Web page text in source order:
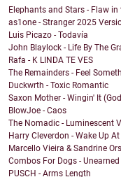
Elephants and Stars - Flaw in
as1one - Stranger 2025
Luis Picazo - Todavía
John Blaylock - Life By The
Rafa - K LINDA TE VES
The Remainders - Feel
Duckwrth - Toxic Romantic
Saxon Mother - Wingin' It
BlowJoe - Caos
The Nomadic - Luminescent
Harry Cleverdon - Wake Up
Marcello Vieira & Sandrine
Combos For Dogs -
PUSCH - Arms Length